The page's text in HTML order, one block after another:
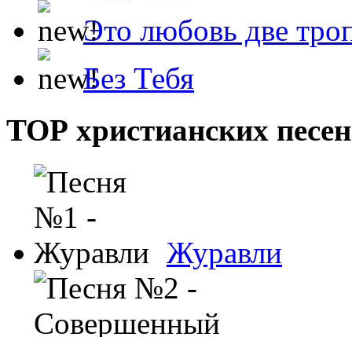
Это любовь две
Без Тебя
ТОР христианских песен
Журавли